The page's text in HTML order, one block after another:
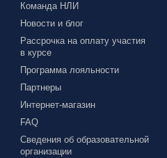
Команда НЛИ
Новости и блог
Рассрочка на оплату участия
в курсе
Программа лояльности
Партнеры
Интернет-магазин
FAQ
Сведения об образовательной
организации